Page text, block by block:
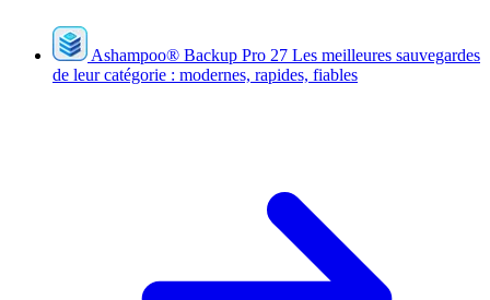
Ashampoo® Backup Pro 27 Les meilleures sauvegardes
de leur catégorie : modernes, rapides, fiables